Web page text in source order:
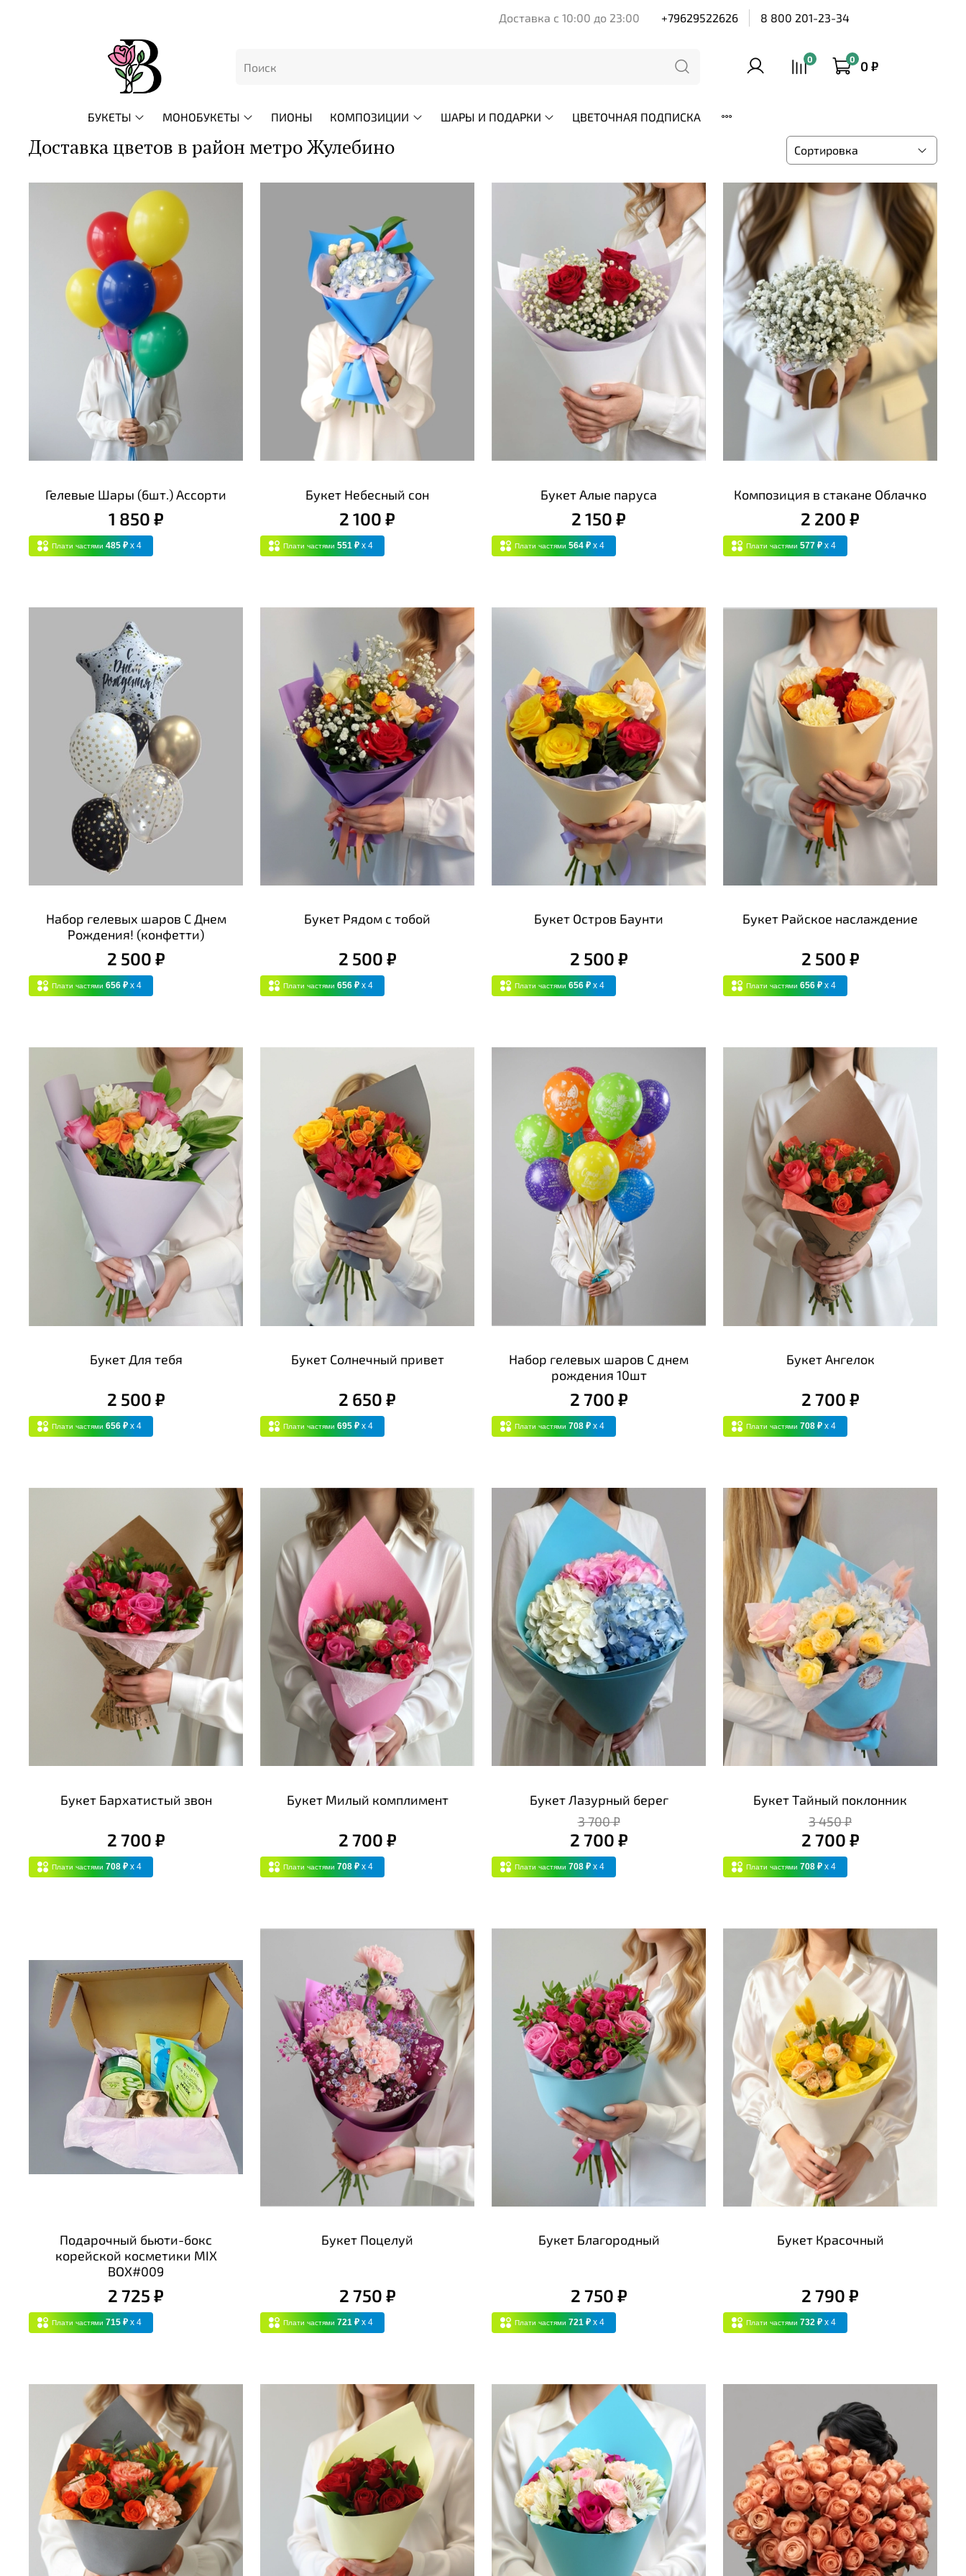
Доставка с 10:00 до 23:00 +79629522626 8 800 201-23-34
0 0 0 ₽
БУКЕТЫ МОНОБУКЕТЫ ПИОНЫ КОМПОЗИЦИИ ШАРЫ И ПОДАРКИ ЦВЕТОЧНАЯ ПОДПИСКА
Доставка цветов в район метро Жулебино
Гелевые Шары (6шт.) Ассорти
1 850 ₽
Плати частями 485 ₽ x 4
Букет Небесный сон
2 100 ₽
Плати частями 551 ₽ x 4
Букет Алые паруса
2 150 ₽
Плати частями 564 ₽ x 4
Композиция в стакане Облачко
2 200 ₽
Плати частями 577 ₽ x 4
Набор гелевых шаров С Днем
Рождения! (конфетти)
2 500 ₽
Плати частями 656 ₽ x 4
Букет Рядом с тобой
2 500 ₽
Плати частями 656 ₽ x 4
Букет Остров Баунти
2 500 ₽
Плати частями 656 ₽ x 4
Букет Райское наслаждение
2 500 ₽
Плати частями 656 ₽ x 4
Букет Для тебя
2 500 ₽
Плати частями 656 ₽ x 4
Букет Солнечный привет
2 650 ₽
Плати частями 695 ₽ x 4
Набор гелевых шаров С днем
рождения 10шт
2 700 ₽
Плати частями 708 ₽ x 4
Букет Ангелок
2 700 ₽
Плати частями 708 ₽ x 4
Букет Бархатистый звон
2 700 ₽
Плати частями 708 ₽ x 4
Букет Милый комплимент
2 700 ₽
Плати частями 708 ₽ x 4
Букет Лазурный берег
3 700 ₽
2 700 ₽
Плати частями 708 ₽ x 4
Букет Тайный поклонник
3 450 ₽
2 700 ₽
Плати частями 708 ₽ x 4
Подарочный бьюти-бокс
корейской косметики MIX
BOX#009
2 725 ₽
Плати частями 715 ₽ x 4
Букет Поцелуй
2 750 ₽
Плати частями 721 ₽ x 4
Букет Благородный
2 750 ₽
Плати частями 721 ₽ x 4
Букет Красочный
2 790 ₽
Плати частями 732 ₽ x 4